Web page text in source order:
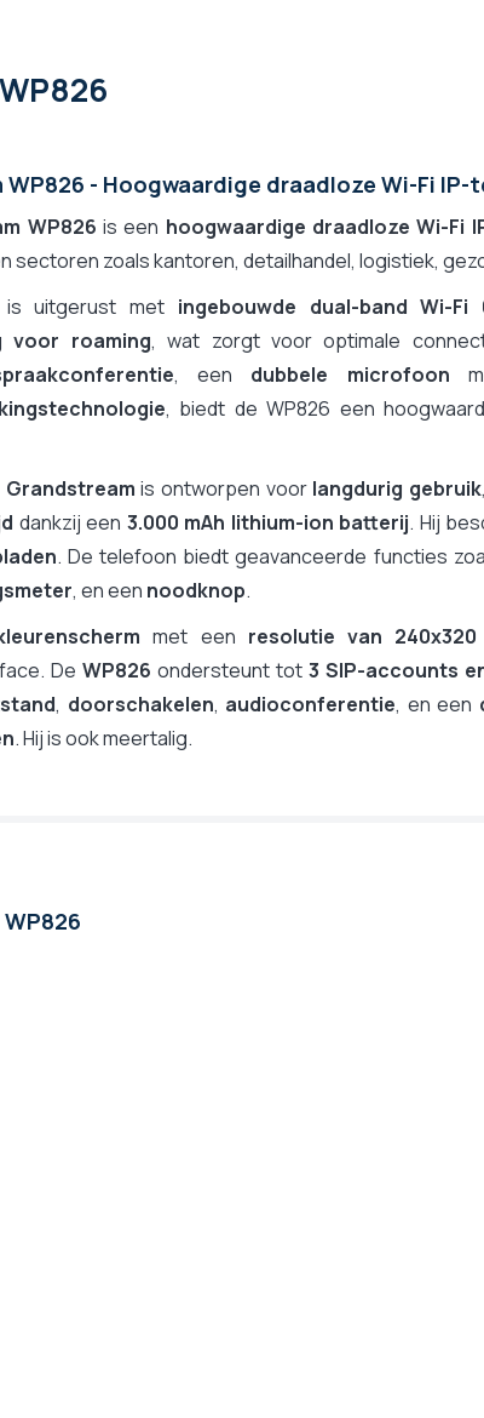
- Hoogwaardige draadloze Wi-Fi IP-
WP826 is een hoogwaardige draadloze Wi-Fi
sectoren zoals kantoren, detailhandel, logistiek,
is uitgerust met ingebouwde dual-band Wi-Fi
voor roaming, wat zorgt voor optimale
, een dubbele microfoon
, biedt de WP826 een
Grandstream is ontworpen voor langdurig gebruik
dankzij een 3.000 mAh lithium-ion batterij. Hij
. De telefoon biedt geavanceerde functies
, en een noodknop.
met een resolutie van 240x320
De WP826 ondersteunt tot 3 SIP-accounts
, doorschakelen, audioconferentie, en een
. Hij is ook meertalig.